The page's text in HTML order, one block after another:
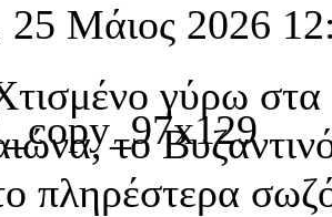
25 Μάιος 2026
γύρω
το
πληρέστερα